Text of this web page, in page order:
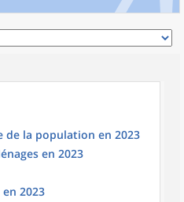
la population en 2023
en 2023
2023